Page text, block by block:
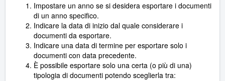
Impostare un anno se si desidera esportare i documenti
di un anno specifico.
Indicare la data di inizio dal quale considerare i
documenti da esportare.
Indicare una data di termine per esportare solo i
documenti con data precedente.
È possibile esportare solo una certa (o più di una)
tipologia di documenti potendo sceglierla tra: